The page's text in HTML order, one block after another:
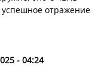
отражение
- 04:24